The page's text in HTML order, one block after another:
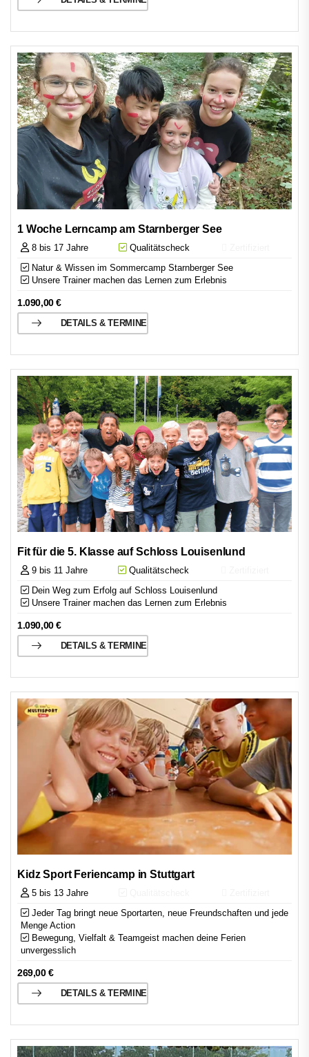
1 Woche Lerncamp am Starnberger See
8 bis 17 Jahre Qualitätscheck
Natur & Wissen im Sommercamp Starnberger See
Unsere Trainer machen das Lernen zum Erlebnis
1.090,00€
DETAILS & TERMINE
Fit für die 5. Klasse auf Schloss Louisenlund
9 bis 11 Jahre Qualitätscheck
Dein Weg zum Erfolg auf Schloss Louisenlund
Unsere Trainer machen das Lernen zum Erlebnis
1.090,00€
DETAILS & TERMINE
Kidz Sport Feriencamp in Stuttgart
5 bis 13 Jahre
Jeder Tag bringt neue Sportarten, neue Freundschaften und jede
Menge Action
Bewegung, Vielfalt & Teamgeist machen deine Ferien
unvergesslich
269,00€
DETAILS & TERMINE